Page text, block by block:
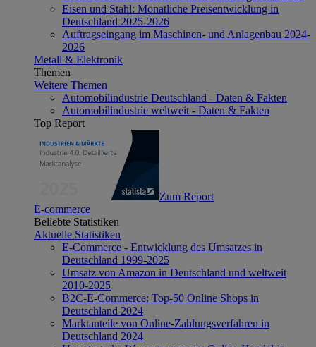
Eisen und Stahl: Monatliche Preisentwicklung in
Deutschland 2025-2026
Auftragseingang im Maschinen- und Anlagenbau 2024-
2026
Metall & Elektronik
Themen
Weitere Themen
Automobilindustrie Deutschland - Daten & Fakten
Automobilindustrie weltweit - Daten & Fakten
Top Report
Zum Report
E-commerce
Beliebte Statistiken
Aktuelle Statistiken
E-Commerce - Entwicklung des Umsatzes in
Deutschland 1999-2025
Umsatz von Amazon in Deutschland und weltweit
2010-2025
B2C-E-Commerce: Top-50 Online Shops in
Deutschland 2024
Marktanteile von Online-Zahlungsverfahren in
Deutschland 2024